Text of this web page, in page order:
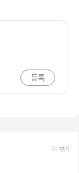
더 보기